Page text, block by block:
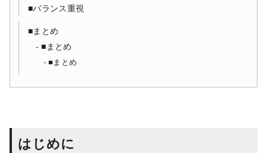
■バランス重視
■まとめ
■まとめ
■まとめ
はじめに